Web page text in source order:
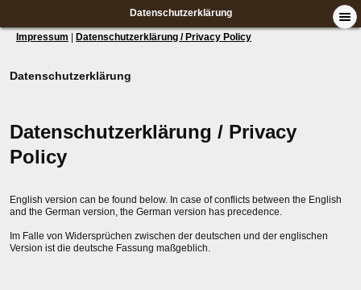
Datenschutzerklärung
Impressum Datenschutzerklärung / Privacy Policy
Datenschutzerklärung
Datenschutzerklärung / Privacy
Policy
English version can be found below. In case of conflicts between the English
and the German version, the German version has precedence.
Im Falle von Widersprüchen zwischen der deutschen und der englischen
Version ist die deutsche Fassung maßgeblich.